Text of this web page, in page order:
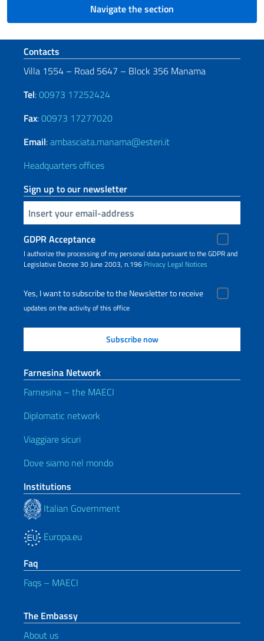
Navigate the section
Footer section
Contacts
Villa 1554 – Road 5647 – Block 356 Manama
Tel:00973 17252424
Fax:00973 17277020
Email:ambasciata.manama@esteri.it
Headquarters offices
Sign up to our newsletter
Insert your email
GDPR Acceptance
I authorize the processing of my personal data pursuant to the GDPR and
Legislative Decree 30 June 2003, n.196 Privacy Legal Notices
Yes, I want to subscribe to the Newsletter to receive
updates on the activity of this office
Farnesina Network
Farnesina – the MAECI
Diplomatic network
Viaggiare sicuri
Dove siamo nel mondo
Institutions
Italian Government
Europa.eu
Faq
Faqs – MAECI
The Embassy
About us